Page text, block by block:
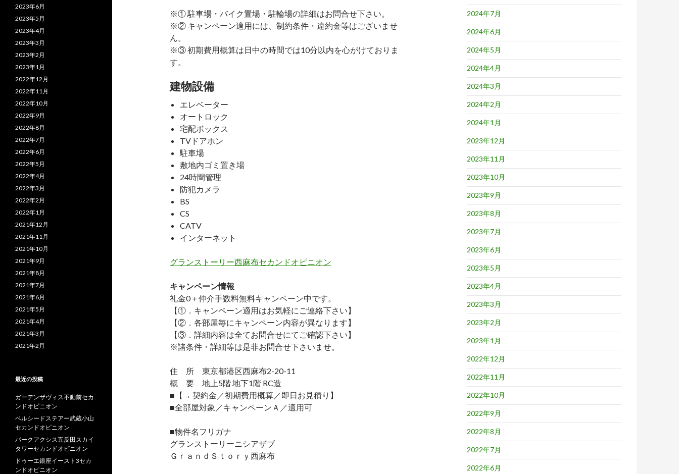
※① 駐車場・バイク置場・駐輪場の詳細はお問合せ下さい。
※② キャンペーン適用には、制約条件・違約金等はございませ
ん。
※③ 初期費用概算は日中の時間では10分以内を心がけておりま
す。
建物設備
エレベーター
オートロック
宅配ボックス
TVドアホン
駐車場
敷地内ゴミ置き場
24時間管理
防犯カメラ
BS
CS
CATV
インターネット
グランストーリー西麻布セカンドオピニオン
キャンペーン情報
礼金0＋仲介手数料無料キャンペーン中です。
【①．キャンペーン適用はお気軽にご連絡下さい】
【②．各部屋毎にキャンペーン内容が異なります】
【③．詳細内容は全てお問合せにてご確認下さい】
※諸条件・詳細等は是非お問合せ下さいませ。
住 所 東京都港区西麻布2-20-11
概 要 地上5階 地下1階 RC造
■【→ 契約金／初期費用概算／即日お見積り】
■全部屋対象／キャンペーンＡ／適用可
■物件名フリガナ
グランストーリーニシアザブ
ＧｒａｎｄＳｔｏｒｙ西麻布
2024年7月
2024年6月
2024年5月
2024年4月
2024年3月
2024年2月
2024年1月
2023年12月
2023年11月
2023年10月
2023年9月
2023年8月
2023年7月
2023年6月
2023年5月
2023年4月
2023年3月
2023年2月
2023年1月
2022年12月
2022年11月
2022年10月
2022年9月
2022年8月
2022年7月
2022年6月
2023年6月
2023年5月
2023年4月
2023年3月
2023年2月
2023年1月
2022年12月
2022年11月
2022年10月
2022年9月
2022年8月
2022年7月
2022年6月
2022年5月
2022年4月
2022年3月
2022年2月
2022年1月
2021年12月
2021年11月
2021年10月
2021年9月
2021年8月
2021年7月
2021年6月
2021年5月
2021年4月
2021年3月
2021年2月
最近の投稿
ガーデンザヴィス不動前セカ
ンドオピニオン
ベルシードステアー武蔵小山
セカンドオピニオン
パークアクシス五反田スカイ
タワーセカンドオピニオン
ドゥーエ銀座イースト3セカ
ンドオピニオン